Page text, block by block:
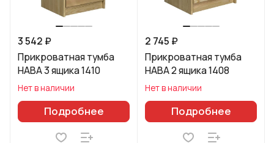
3 542 ₽
Прикроватная тумба
HABA 3 ящика 1410
Нет в наличии
Подробнее
2 745 ₽
Прикроватная тумба
HABA 2 ящика 1408
Нет в наличии
Подробнее